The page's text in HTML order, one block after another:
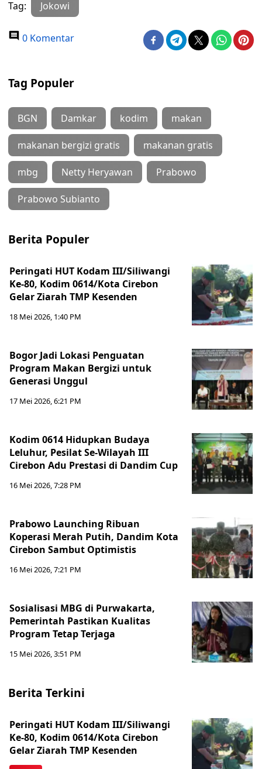
Tag: Jokowi
0 Komentar
Tag Populer
BGN Damkar kodim makan
makanan bergizi gratis makanan gratis
mbg Netty Heryawan Prabowo
Prabowo Subianto
Berita Populer
Peringati HUT Kodam III/Siliwangi
Ke-80, Kodim 0614/Kota Cirebon
Gelar Ziarah TMP Kesenden
18 Mei 2026, 1:40 PM
Bogor Jadi Lokasi Penguatan
Program Makan Bergizi untuk
Generasi Unggul
17 Mei 2026, 6:21 PM
Kodim 0614 Hidupkan Budaya
Leluhur, Pesilat Se-Wilayah III
Cirebon Adu Prestasi di Dandim Cup
16 Mei 2026, 7:28 PM
Prabowo Launching Ribuan
Koperasi Merah Putih, Dandim Kota
Cirebon Sambut Optimistis
16 Mei 2026, 7:21 PM
Sosialisasi MBG di Purwakarta,
Pemerintah Pastikan Kualitas
Program Tetap Terjaga
15 Mei 2026, 3:51 PM
Berita Terkini
Peringati HUT Kodam III/Siliwangi
Ke-80, Kodim 0614/Kota Cirebon
Gelar Ziarah TMP Kesenden